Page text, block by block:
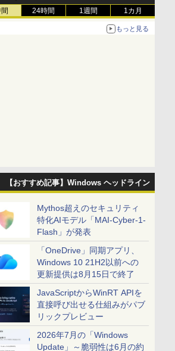
24時間 1週間 1カ月
もっと見る
【おすすめ記事】Windows ヘッドライン
Mythos超えのセキュリティ
特化AIモデル「MAI-Cyber-1-
Flash」が発表
「OneDrive」同期アプリ、
Windows 10 21H2以前への
更新提供は8月15日で終了
JavaScriptからWinRT APIを
直接呼び出せる仕組みがパブ
リックプレビュー
2026年7月の「Windows
Update」～脆弱性は6月の約